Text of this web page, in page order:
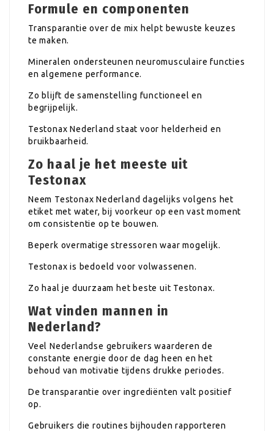
Formule en componenten
Transparantie over de mix helpt bewuste keuzes
te maken.
Mineralen ondersteunen neuromusculaire functies
en algemene performance.
Zo blijft de samenstelling functioneel en
begrijpelijk.
Testonax Nederland staat voor helderheid en
bruikbaarheid.
Zo haal je het meeste uit
Testonax
Neem Testonax Nederland dagelijks volgens het
etiket met water, bij voorkeur op een vast moment
om consistentie op te bouwen.
Beperk overmatige stressoren waar mogelijk.
Testonax is bedoeld voor volwassenen.
Zo haal je duurzaam het beste uit Testonax.
Wat vinden mannen in
Nederland?
Veel Nederlandse gebruikers waarderen de
constante energie door de dag heen en het
behoud van motivatie tijdens drukke periodes.
De transparantie over ingrediënten valt positief
op.
Gebruikers die routines bijhouden rapporteren